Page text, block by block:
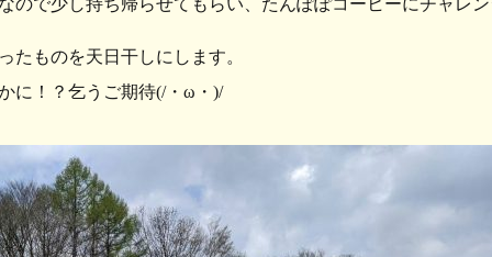
たものを天日干しにします。
に！？乞うご期待(/・ω・)/